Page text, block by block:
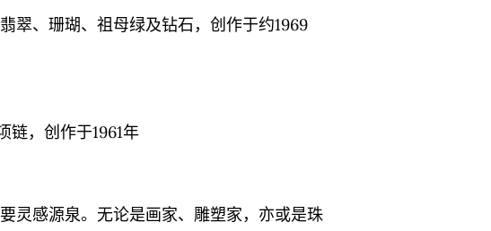
翠、珊瑚、祖母绿及钻石，创作于约1969
链，创作于1961年
灵感源泉。无论是画家、雕塑家，亦或是珠